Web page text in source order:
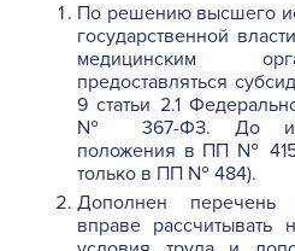
По решению высшего
государственной
медицинским
предоставляться
9 статьи 2.1
№ 367-ФЗ. До
положения в ПП №
только в ПП № 484).
Дополнен перечень
вправе